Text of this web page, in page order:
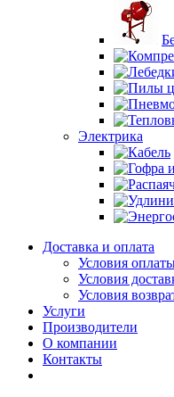
Электрика
Доставка и оплата
Условия
Условия
Условия
Услуги
Производители
О компании
Контакты